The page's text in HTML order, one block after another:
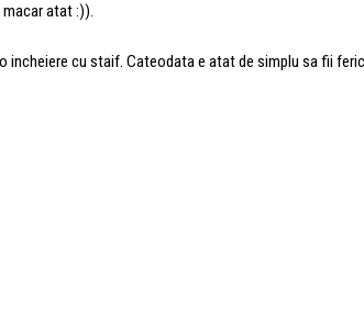
atat :)).
incheiere cu staif. Cateodata e atat de simplu sa fii